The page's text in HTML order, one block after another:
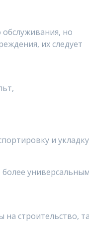
но
их следует
и
более
на строительство,